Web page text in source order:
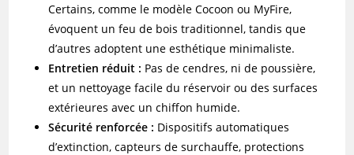
Certains, comme le modèle Cocoon ou MyFire,
évoquent un feu de bois traditionnel, tandis que
d’autres adoptent une esthétique minimaliste.
Entretien réduit : Pas de cendres, ni de poussière,
et un nettoyage facile du réservoir ou des surfaces
extérieures avec un chiffon humide.
Sécurité renforcée : Dispositifs automatiques
d’extinction, capteurs de surchauffe, protections